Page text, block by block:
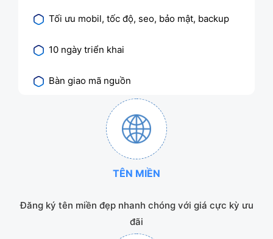
Tối ưu mobil, tốc độ, seo, bảo mật, backup
10 ngày triển khai
Bàn giao mã nguồn
TÊN MIỀN
Đăng ký tên miền đẹp nhanh chóng với giá cực kỳ ưu
đãi